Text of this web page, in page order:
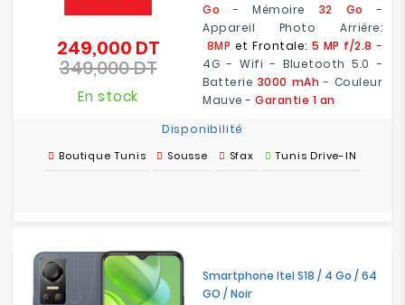
Go - Mémoire 32 Go -
Appareil Photo Arriére:
8MP et Frontale: 5 MP f/2.8 -
4G - Wifi - Bluetooth 5.0 -
Batterie 3000 mAh - Couleur
Mauve - Garantie 1 an
249,000 DTPrix
349,000 DTPrix
En stock
Disponibilité
Boutique Tunis Sousse Sfax Tunis Drive-IN
Smartphone Itel S18 / 4 Go / 64
GO / Noir